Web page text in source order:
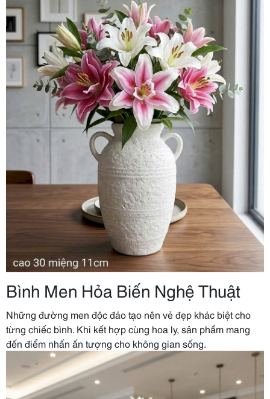
Bình Men Hỏa Biến Nghệ Thuật
Những đường men độc đáo tạo nên vẻ đẹp khác biệt cho
từng chiếc bình. Khi kết hợp cùng hoa ly, sản phẩm mang
đến điểm nhấn ấn tượng cho không gian sống.